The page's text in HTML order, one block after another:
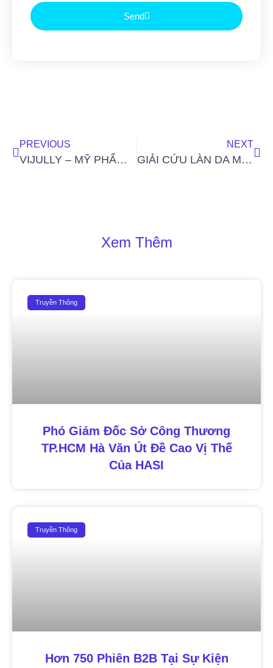
Send
PREVIOUS
VIJULLY – MỸ PHẨM CHĂM SÓC TÓC “INDIE” LẶNG LẼ CHINH PHỤC MÁI TÓC VIỆT
NEXT
GIẢI CỨU LÀN DA MẤT NƯỚC VỚI CHIẾN DỊCH “SAVE YOUR SKIN & SAVE THE EARTH!” CỦA INNISFREE
Xem Thêm
Truyền Thông
Phó Giám Đốc Sở Công Thương
TP.HCM Hà Văn Út Đề Cao Vị Thế
Của HASI
Truyền Thông
Hơn 750 Phiên B2B Tại Sự Kiện